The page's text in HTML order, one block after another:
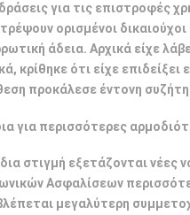
για τις επιστροφές
ορισμένοι
άδεια. Αρχικά είχε
κρίθηκε ότι είχε
προκάλεσε έντονη
για περισσότερες
στιγμή εξετάζονται
Ασφαλίσεων
μεγαλύτερη